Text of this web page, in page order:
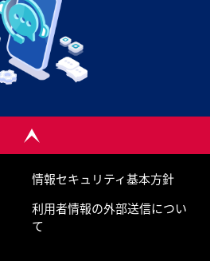
情報セキュリティ基本方針
利用者情報の外部送信につい
て